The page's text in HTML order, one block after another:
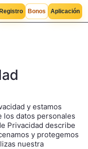
Bonos Aplicación
y estamos
los datos personales
Privacidad describe
y protegemos
nuestra